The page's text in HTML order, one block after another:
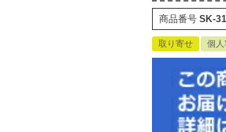
商品番号 SK-
取り寄せ 個人